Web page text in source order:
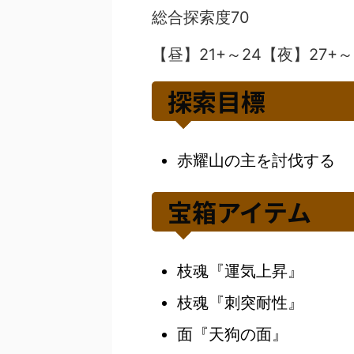
総合探索度70
【昼】21+～24【夜】27+
探索目標
赤耀山の主を討伐する
宝箱アイテム
枝魂『運気上昇』
枝魂『刺突耐性』
面『天狗の面』